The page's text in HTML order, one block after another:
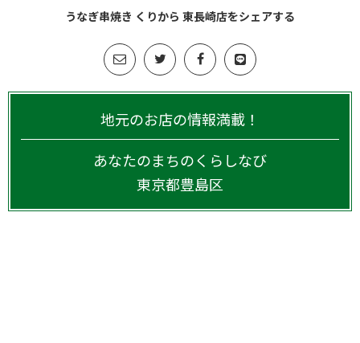
うなぎ串焼き くりから 東長崎店をシェアする
地元のお店の情報満載！
あなたのまちのくらしなび
東京都豊島区